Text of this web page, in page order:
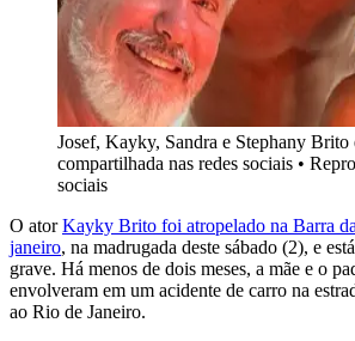
Josef, Kayky, Sandra e Stephany Brito
compartilhada nas redes sociais •
sociais
O atorKayky Brito foi atropelado na Barra
janeiro, na madrugada deste sábado (2), e
grave. Há menos de dois meses, a mãe e o
envolveram em um acidente de carro na
ao Rio de Janeiro.